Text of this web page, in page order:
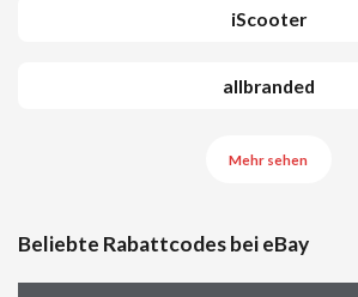
iScooter
allbranded
Mehr sehen
Beliebte Rabattcodes bei eBay